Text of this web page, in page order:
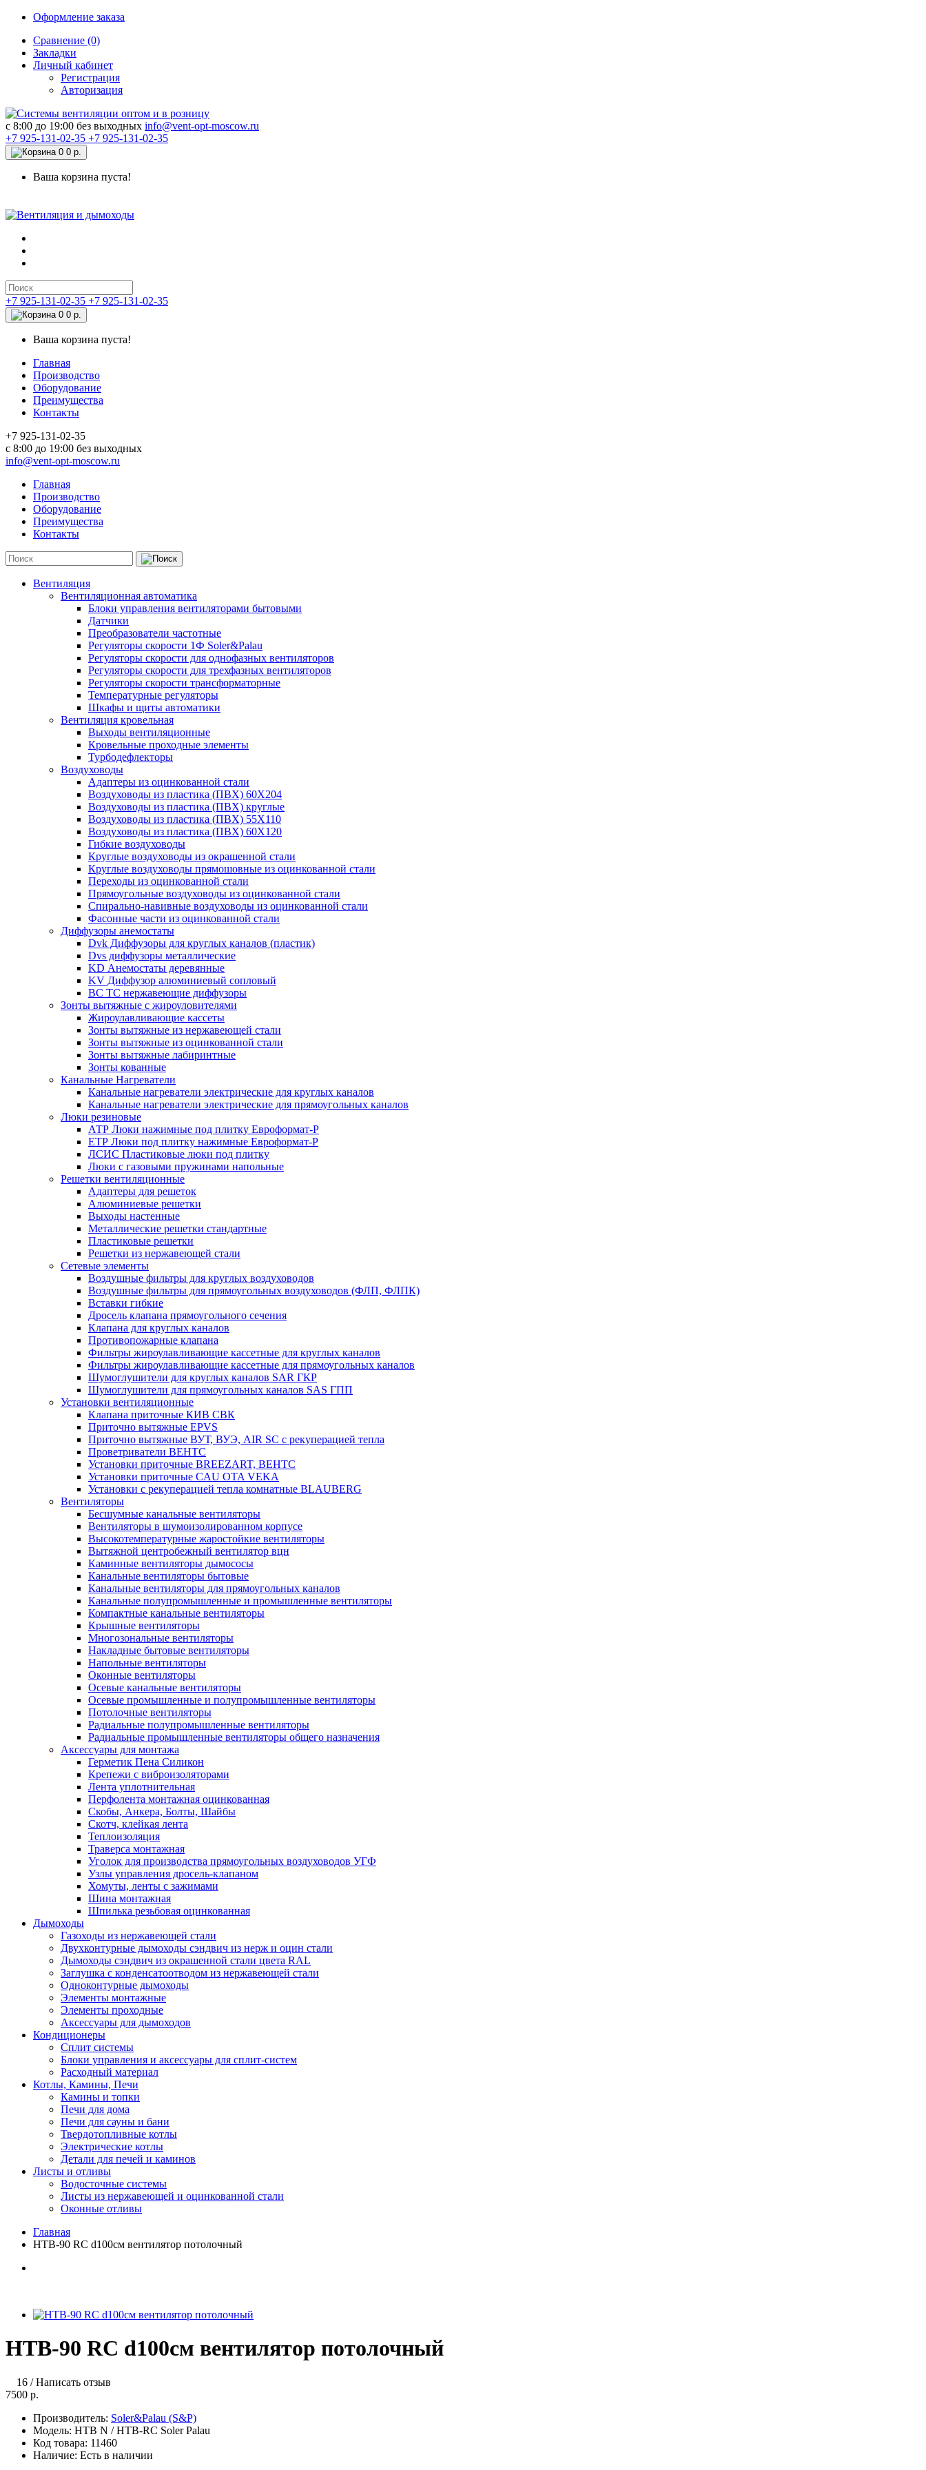
Оформление заказа
Сравнение (0)
Закладки
Личный кабинет
Регистрация
Авторизация
c 8:00 до 19:00 без выходных info@vent-opt-moscow.ru
+7 925-131-02-35 +7 925-131-02-35
0 0 р.
Ваша корзина пуста!
+7 925-131-02-35 +7 925-131-02-35
0 0 р.
Ваша корзина пуста!
Главная
Производство
Оборудование
Преимущества
Контакты
+7 925-131-02-35
c 8:00 до 19:00 без выходных
info@vent-opt-moscow.ru
Главная
Производство
Оборудование
Преимущества
Контакты
Вентиляция
Вентиляционная автоматика
Блоки управления вентиляторами бытовыми
Датчики
Преобразователи частотные
Регуляторы скорости 1Ф Soler&Palau
Регуляторы скорости для однофазных вентиляторов
Регуляторы скорости для трехфазных вентиляторов
Регуляторы скорости трансформаторные
Температурные регуляторы
Шкафы и щиты автоматики
Вентиляция кровельная
Выходы вентиляционные
Кровельные проходные элементы
Турбодефлекторы
Воздуховоды
Адаптеры из оцинкованной стали
Воздуховоды из пластика (ПВХ) 60Х204
Воздуховоды из пластика (ПВХ) круглые
Воздуховоды из пластика (ПВХ) 55Х110
Воздуховоды из пластика (ПВХ) 60Х120
Гибкие воздуховоды
Круглые воздуховоды из окрашенной стали
Круглые воздуховоды прямошовные из оцинкованной стали
Переходы из оцинкованной стали
Прямоугольные воздуховоды из оцинкованной стали
Спирально-навивные воздуховоды из оцинкованной стали
Фасонные части из оцинкованной стали
Диффузоры анемостаты
Dvk Диффузоры для круглых каналов (пластик)
Dvs диффузоры металлические
KD Анемостаты деревянные
KV Диффузор алюминиевый сопловый
ВС ТС нержавеющие диффузоры
Зонты вытяжные с жироуловителями
Жироулавливающие кассеты
Зонты вытяжные из нержавеющей стали
Зонты вытяжные из оцинкованной стали
Зонты вытяжные лабиринтные
Зонты кованные
Канальные Нагреватели
Канальные нагреватели электрические для круглых каналов
Канальные нагреватели электрические для прямоугольных каналов
Люки резиновые
АТР Люки нажимные под плитку Евроформат-Р
ЕТР Люки под плитку нажимные Евроформат-Р
ЛСИС Пластиковые люки под плитку
Люки с газовыми пружинами напольные
Решетки вентиляционные
Адаптеры для решеток
Алюминиевые решетки
Выходы настенные
Металлические решетки стандартные
Пластиковые решетки
Решетки из нержавеющей стали
Сетевые элементы
Воздушные фильтры для круглых воздуховодов
Воздушные фильтры для прямоугольных воздуховодов (ФЛП, ФЛПК)
Вставки гибкие
Дросель клапана прямоугольного сечения
Клапана для круглых каналов
Противопожарные клапана
Фильтры жироулавливающие кассетные для круглых каналов
Фильтры жироулавливающие кассетные для прямоугольных каналов
Шумоглушители для круглых каналов SAR ГКР
Шумоглушители для прямоугольных каналов SAS ГПП
Установки вентиляционные
Клапана приточные КИВ СВК
Приточно вытяжные EPVS
Приточно вытяжные ВУТ, ВУЭ, AIR SC с рекуперацией тепла
Проветриватели ВЕНТС
Установки приточные BREEZART, ВЕНТС
Установки приточные CAU OTA VEKA
Установки с рекуперацией тепла комнатные BLAUBERG
Вентиляторы
Бесшумные канальные вентиляторы
Вентиляторы в шумоизолированном корпусе
Высокотемпературные жаростойкие вентиляторы
Вытяжной центробежный вентилятор вцн
Каминные вентиляторы дымососы
Канальные вентиляторы бытовые
Канальные вентиляторы для прямоугольных каналов
Канальные полупромышленные и промышленные вентиляторы
Компактные канальные вентиляторы
Крышные вентиляторы
Многозональные вентиляторы
Накладные бытовые вентиляторы
Напольные вентиляторы
Оконные вентиляторы
Осевые канальные вентиляторы
Осевые промышленные и полупромышленные вентиляторы
Потолочные вентиляторы
Радиальные полупромышленные вентиляторы
Радиальные промышленные вентиляторы общего назначения
Аксессуары для монтажа
Герметик Пена Силикон
Крепежи с виброизоляторами
Лента уплотнительная
Перфолента монтажная оцинкованная
Скобы, Анкера, Болты, Шайбы
Скотч, клейкая лента
Теплоизоляция
Траверса монтажная
Уголок для производства прямоугольных воздуховодов УГФ
Узлы управления дросель-клапаном
Хомуты, ленты с зажимами
Шина монтажная
Шпилька резьбовая оцинкованная
Дымоходы
Газоходы из нержавеющей стали
Двухконтурные дымоходы сэндвич из нерж и оцин стали
Дымоходы сэндвич из окрашенной стали цвета RAL
Заглушка с конденсатоотводом из нержавеющей стали
Одноконтурные дымоходы
Элементы монтажные
Элементы проходные
Аксессуары для дымоходов
Кондиционеры
Сплит системы
Блоки управления и аксессуары для сплит-систем
Расходный материал
Котлы, Камины, Печи
Камины и топки
Печи для дома
Печи для сауны и бани
Твердотопливные котлы
Электрические котлы
Детали для печей и каминов
Листы и отливы
Водосточные системы
Листы из нержавеющей и оцинкованной стали
Оконные отливы
Главная
HTB-90 RC d100см вентилятор потолочный
HTB-90 RC d100см вентилятор потолочный
16 /Написать отзыв
7500 р.
Производитель: Soler&Palau (S&P)
Модель: HTB N / HTB-RC Soler Palau
Код товара: 11460
Наличие: Есть в наличии